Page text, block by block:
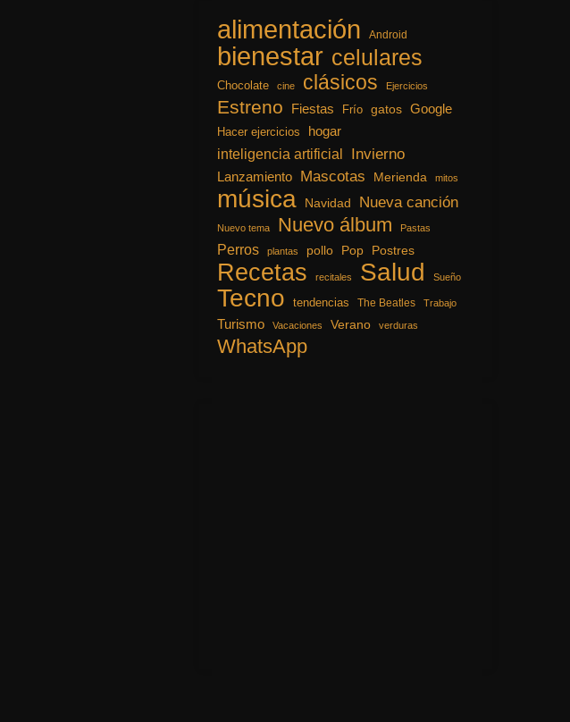
alimentación Android
bienestar celulares
Chocolate cine clásicos Ejercicios
Estreno Fiestas Frío gatos Google
Hacer ejercicios hogar
inteligencia artificial Invierno
Lanzamiento Mascotas Merienda mitos
música Navidad Nueva canción
Nuevo tema Nuevo álbum Pastas
Perros plantas pollo Pop Postres
Recetas recitales Salud Sueño
Tecno tendencias The Beatles Trabajo
Turismo Vacaciones Verano verduras
WhatsApp